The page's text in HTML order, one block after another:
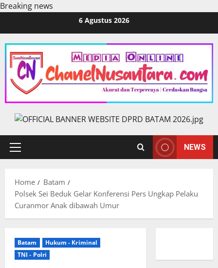
Breaking news
content
6 Agustus 2026
Primary
NEWS
Home
Batam
Polsek Sei Beduk Gelar Konferensi Pers Ungkap Pelaku
Curanmor Anak dibawah Umur
Batam
Hukum - Kriminal
TNI - Polri